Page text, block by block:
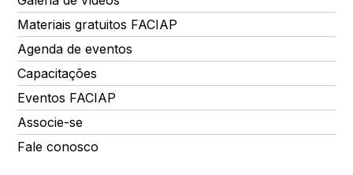
Materiais gratuitos FACIAP
Agenda de eventos
Capacitações
Eventos FACIAP
Associe-se
Fale conosco